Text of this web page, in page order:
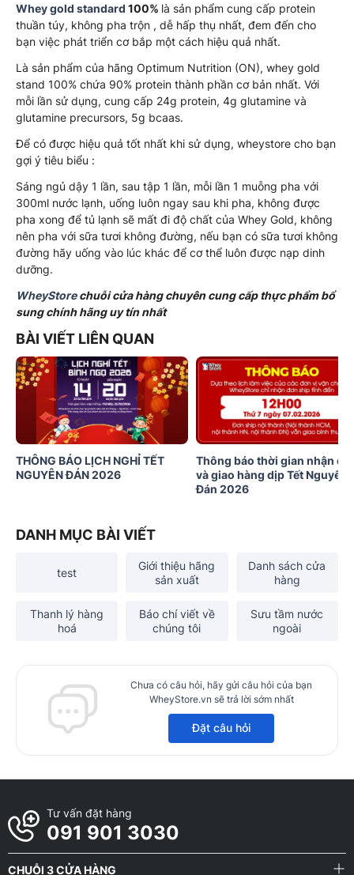
Whey gold standard 100% là sản phẩm cung cấp protein
thuần túy, không pha trộn , dễ hấp thụ nhất, đem đến cho
bạn việc phát triển cơ bắp một cách hiệu quả nhất.
Là sản phẩm của hãng Optimum Nutrition (ON), whey gold
stand 100% chứa 90% protein thành phần cơ bản nhất. Với
mỗi lần sử dụng, cung cấp 24g protein, 4g glutamine và
glutamine precursors, 5g bcaas.
Để có được hiệu quả tốt nhất khi sử dụng, wheystore cho bạn
gợi ý tiêu biểu :
Sáng ngủ dậy 1 lần, sau tập 1 lần, mỗi lần 1 muỗng pha với
300ml nước lạnh, uống luôn ngay sau khi pha, không được
pha xong để tủ lạnh sẽ mất đi độ chất của Whey Gold, không
nên pha với sữa tươi không đường, nếu bạn có sữa tươi không
đường hãy uống vào lúc khác để cơ thể luôn được nạp dinh
dưỡng.
WheyStorechuỗi cửa hàng chuyên cung cấp thực phẩm bổ
sung chính hãng uy tín nhất
BÀI VIẾT LIÊN QUAN
THÔNG BÁO LỊCH NGHỈ TẾT
NGUYÊN ĐÁN 2026
Thông báo thời gian nhận
và giao hàng dịp Tết Nguyên
Đán 2026
DANH MỤC BÀI VIẾT
test
Giới thiệu hãng
sản xuất
Danh sách cửa
hàng
Thanh lý hàng
hoá
Báo chí viết về
chúng tôi
Sưu tầm nước
ngoài
Chưa có câu hỏi, hãy gửi câu hỏi của bạn
WheyStore.vn sẽ trả lời sớm nhất
Đặt câu hỏi
Tư vấn đặt hàng
091 901 3030
CHUỖI 3 CỬA HÀNG